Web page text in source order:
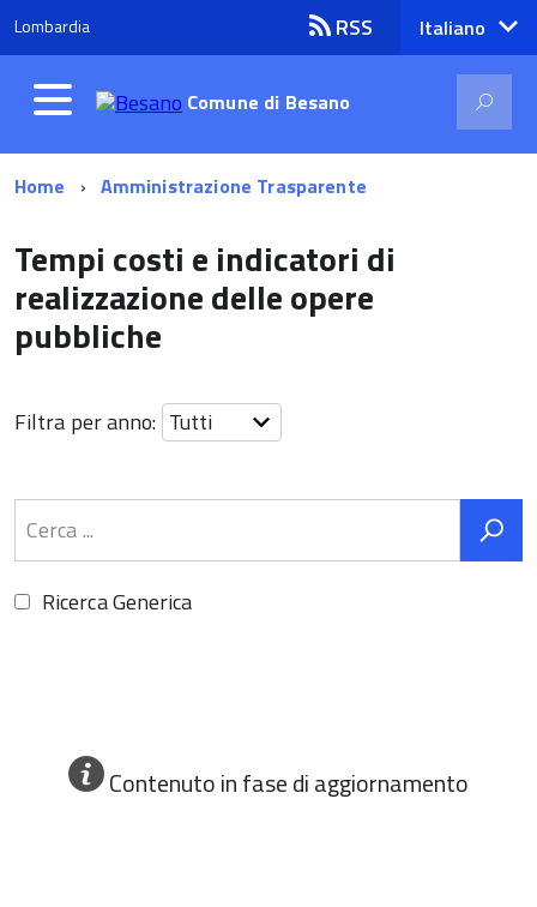
lingua
attiva:
Italiano
Lombardia RSS
Comune di Besano
Home Amministrazione Trasparente
Tempi costi e indicatori di
realizzazione delle opere
pubbliche
Filtra per anno:
Ricerca Generica
Contenuto in fase di aggiornamento